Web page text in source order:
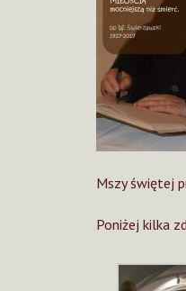
Mszy świętej
Poniżej kilka